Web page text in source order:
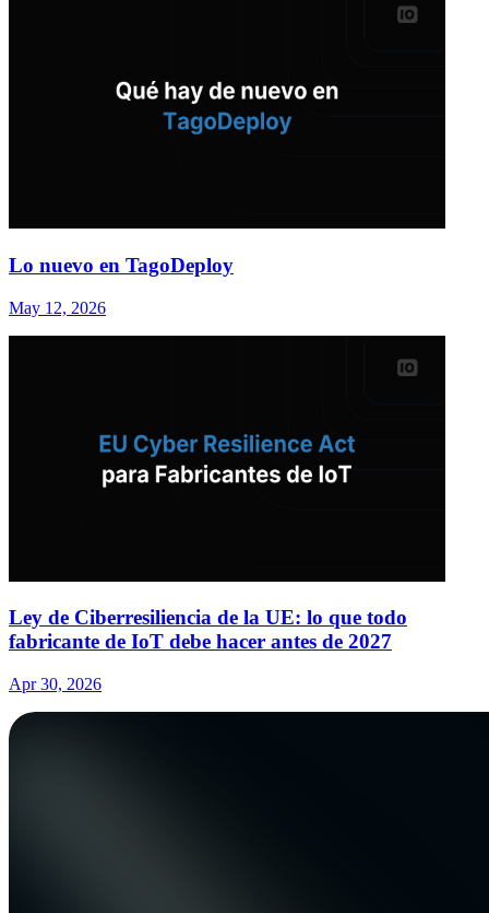
Lo nuevo en TagoDeploy
May 12, 2026
Ley de Ciberresiliencia de la UE: lo que todo
fabricante de IoT debe hacer antes de 2027
Apr 30, 2026